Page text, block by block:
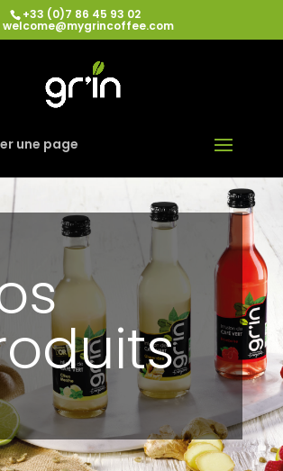
+33 (0)7 86 45 93 02
welcome@mygrincoffee.com
une page